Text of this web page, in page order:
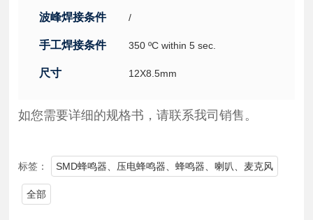
波峰焊接条件 /
手工焊接条件 350 ºC within 5 sec.
尺寸 12X8.5mm
如您需要详细的规格书，请联系我司销售。
标签： SMD蜂鸣器、压电蜂鸣器、蜂鸣器、喇叭、麦克风
全部